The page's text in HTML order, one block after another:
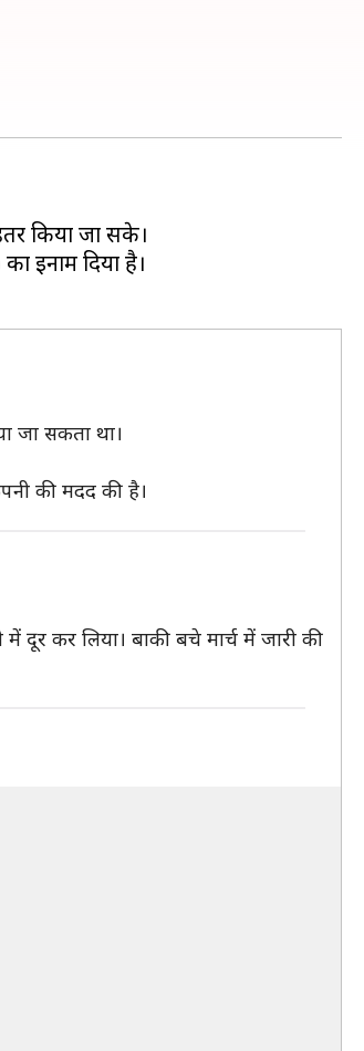
किया जा सके।
ईनाम दिया है।
जा सकता था।
की मदद की है।
दूर कर लिया। बाकी बचे मार्च में जारी की